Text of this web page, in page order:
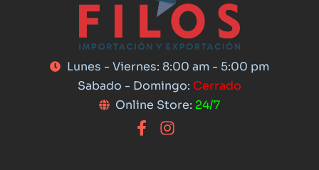
Lunes - Viernes: 8:00 am - 5:00 pm
Sabado - Domingo: Cerrado
Online Store: 24/7